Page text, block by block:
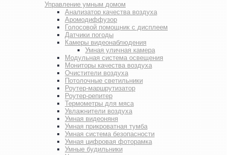
Управление умным домом
Анализатор качества воздуха
Аромодиффузор
Голосовой помощник с дисплеем
Датчики погоды
Камеры видеонаблюдения
Умная уличная камера
Модульная система освещения
Мониторы качества воздуха
Очистители воздуха
Потолочные светильники
Роутер-маршрутизатор
Роутер-репитер
Термометры для мяса
Увлажнители воздуха
Умная видеоняня
Умная прикроватная тумба
Умная система безопасности
Умная цифровая фоторамка
Умные будильники